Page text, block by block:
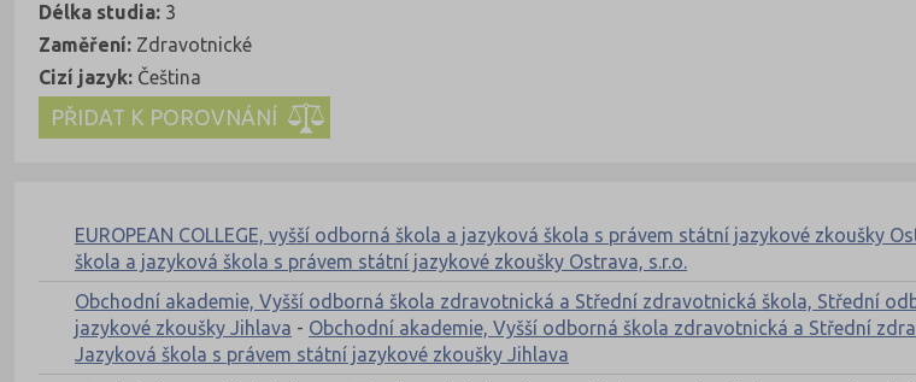
Délka studia: 3
Zaměření: Zdravotnické
Cizí jazyk: Čeština
EUROPEAN COLLEGE, vyšší odborná škola a jazyková škola s právem státní jazykové zkoušky
škola a jazyková škola s právem státní jazykové zkoušky Ostrava, s.r.o.
Obchodní akademie, Vyšší odborná škola zdravotnická a Střední zdravotnická škola, Střední
jazykové zkoušky Jihlava - Obchodní akademie, Vyšší odborná škola zdravotnická a Střední
Jazyková škola s právem státní jazykové zkoušky Jihlava